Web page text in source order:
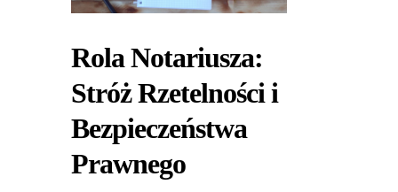
Rola Notariusza:
Stróż Rzetelności i
Bezpieczeństwa
Prawnego